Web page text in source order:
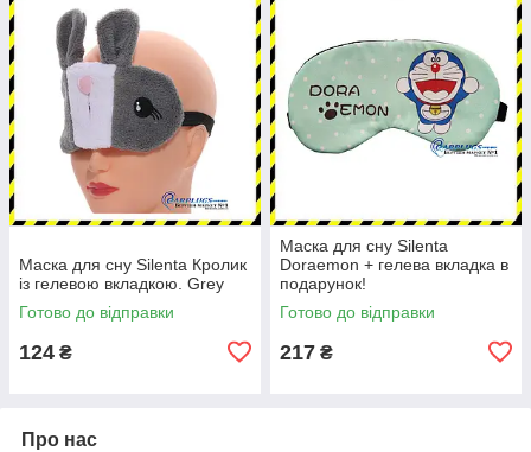
Маска для сну Silenta Кролик
із гелевою вкладкою. Grey
Готово до відправки
124 ₴
Маска для сну Silenta
Doraemon + гелева вкладка в
подарунок!
Готово до відправки
217 ₴
Про нас